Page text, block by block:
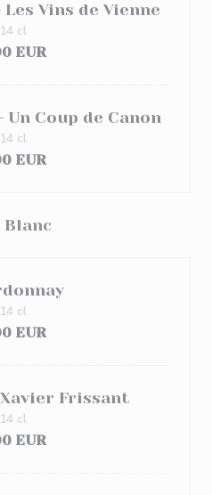
Vins de Vienne
EUR
14 cl
Coup de Canon
EUR
14 cl
Blanc
EUR
14 cl
Frissant
EUR
14 cl